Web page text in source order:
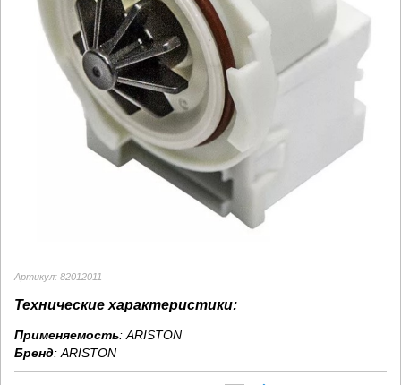
Артикул: 82012011
Технические характеристики:
Применяемость: ARISTON
Бренд:ARISTON